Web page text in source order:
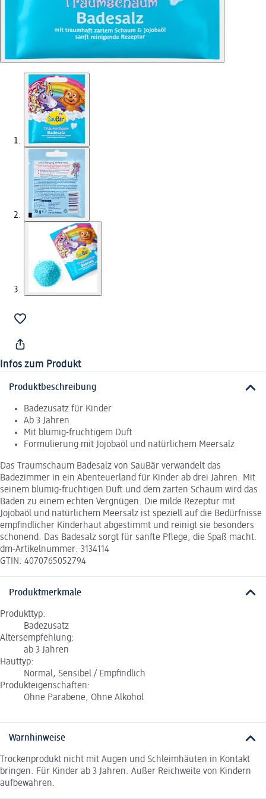
Infos zum Produkt
Produktbeschreibung
Badezusatz für Kinder
Ab 3 Jahren
Mit blumig-fruchtigem Duft
Formulierung mit Jojobaöl und natürlichem Meersalz
Das Traumschaum Badesalz von SauBär verwandelt das
Badezimmer in ein Abenteuerland für Kinder ab drei Jahren. Mit
seinem blumig-fruchtigen Duft und dem zarten Schaum wird das
Baden zu einem echten Vergnügen. Die milde Rezeptur mit
Jojobaöl und natürlichem Meersalz ist speziell auf die Bedürfnisse
empfindlicher Kinderhaut abgestimmt und reinigt sie besonders
schonend. Das Badesalz sorgt für sanfte Pflege, die Spaß macht.
dm-Artikelnummer: 3134114
GTIN: 4070765052794
Produktmerkmale
Produkttyp:
Badezusatz
Altersempfehlung:
ab 3 Jahren
Hauttyp:
Normal, Sensibel / Empfindlich
Produkteigenschaften:
Ohne Parabene, Ohne Alkohol
Warnhinweise
Trockenprodukt nicht mit Augen und Schleimhäuten in Kontakt
bringen. Für Kinder ab 3 Jahren. Außer Reichweite von Kindern
aufbewahren.